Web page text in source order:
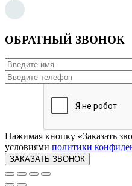
ОБРАТНЫЙ ЗВОНОК
Нажимая кнопку «Заказать
условиями политики